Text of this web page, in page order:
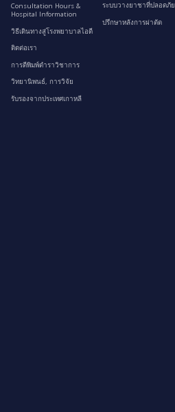
Consultation Hours &
Hospital Information
วิธีเดินทางสู่โรงพยาบาลไอดี
ติดต่อเรา
การตีพิมพ์ตำราวิชาการ
วิทยานิพนธ์, การวิจัย
รับรองจากประเทศเกาหลี
ระบบวางยาชาที่ปลอดภัย
ปรึกษาหลังการผ่าตัด